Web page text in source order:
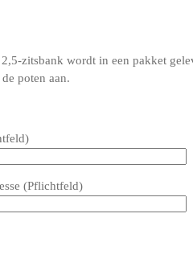
zitsbank wordt in een pakket
poten aan.
(Pflichtfeld)